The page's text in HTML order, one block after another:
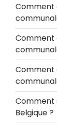
Comment
Comment
Comment
Comment
Belgique ?